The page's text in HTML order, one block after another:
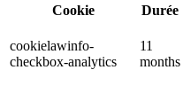
Cookie
Durée
cookielawinfo-
checkbox-analytics
11
months